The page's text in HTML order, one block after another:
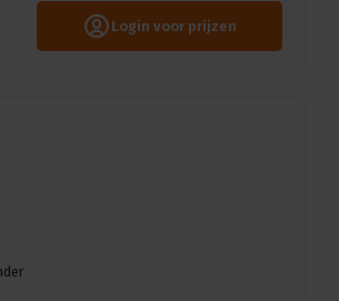
Login voor prijzen